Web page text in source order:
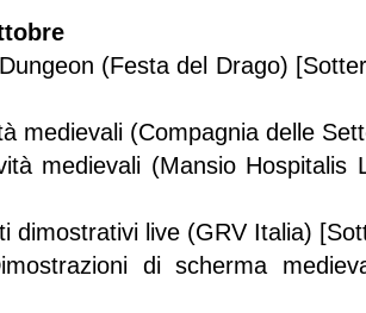
(Festa del Drago)
(Compagnia delle
medievali (Mansio Hospitalis
live (GRV Italia)
di scherma